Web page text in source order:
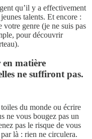
qu’il y a effectivement
talents. Et encore :
votre genre (je ne suis pas
pour découvrir
matière
ne suffiront pas.
du monde ou écrire
ne vous bougez pas un
pas le risque de vous
là : rien ne circulera.